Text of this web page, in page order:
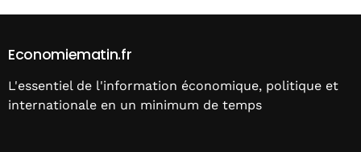
Economiematin.fr
L'essentiel de l'information économique, politique et
internationale en un minimum de temps